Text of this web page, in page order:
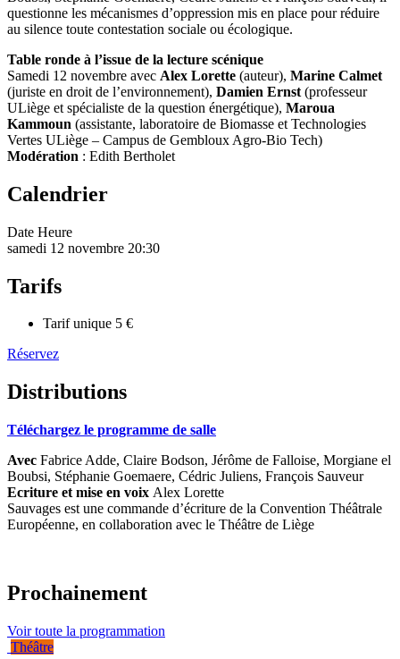
questionne les mécanismes d’oppression mis en place pour réduire
au silence toute contestation sociale ou écologique.
Table ronde à l’issue de la lecture scénique
Samedi 12 novembre avec Alex Lorette (auteur), Marine Calmet
(juriste en droit de l’environnement), Damien Ernst (professeur
ULiège et spécialiste de la question énergétique), Maroua
Kammoun (assistante, laboratoire de Biomasse et Technologies
Vertes ULiège – Campus de Gembloux Agro-Bio Tech)
Modération : Edith Bertholet
Calendrier
Date Heure
samedi 12 novembre 20:30
Tarifs
Tarif unique 5 €
Réservez
Distributions
Téléchargez le programme de salle
Avec Fabrice Adde, Claire Bodson, Jérôme de Falloise, Morgiane el
Boubsi, Stéphanie Goemaere, Cédric Juliens, François Sauveur
Ecriture et mise en voix Alex Lorette
Sauvages est une commande d’écriture de la Convention Théâtrale
Européenne, en collaboration avec le Théâtre de Liège
Prochainement
Voir toute la programmation
Théâtre